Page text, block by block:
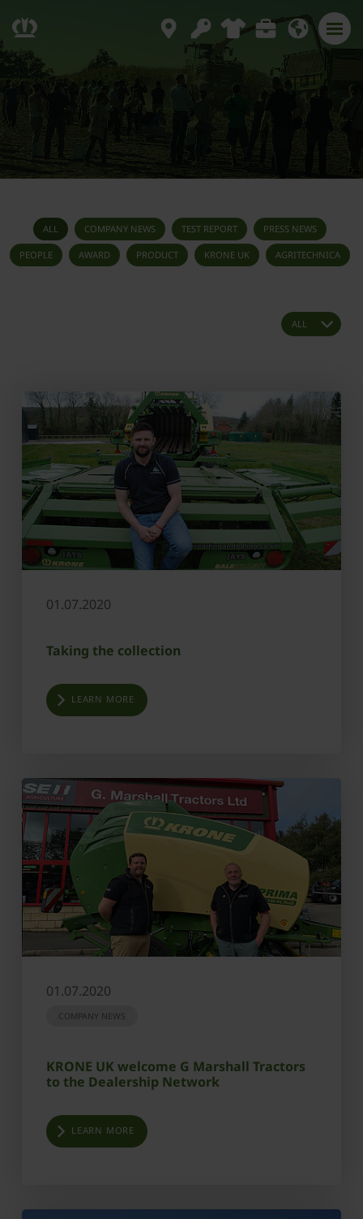
ALL COMPANY NEWS TEST REPORT PRESS NEWS
PEOPLE AWARD PRODUCT KRONE UK AGRITECHNICA
01.07.2020
Taking the collection
LEARN MORE
01.07.2020
COMPANY NEWS
KRONE UK welcome G Marshall Tractors
to the Dealership Network
LEARN MORE